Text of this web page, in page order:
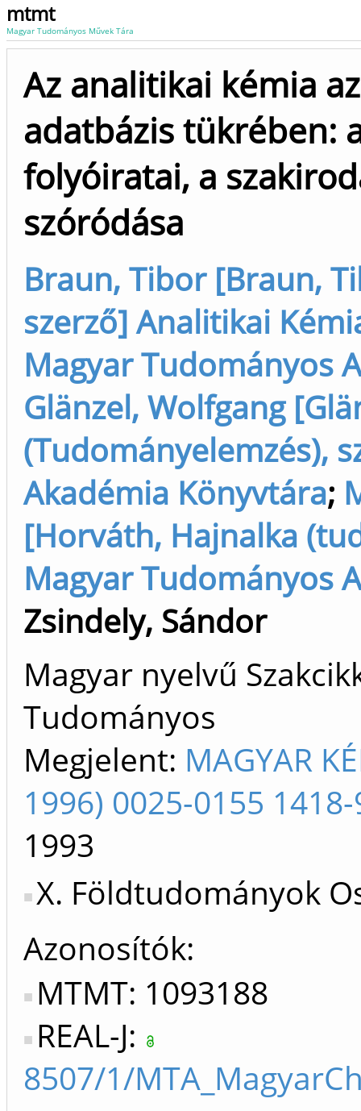
mtmt
Magyar Tudományos Művek Tára
Az analitikai kémia
adatbázis tükrében:
folyóiratai, a
szóródása
Braun, Tibor [Braun,
szerző] Analitikai
Magyar Tudományos
Glänzel, Wolfgang
(Tudományelemzés),
Akadémia Könyvtára;
[Horváth, Hajnalka
Magyar Tudományos
Zsindely, Sándor
Magyar nyelvű
Tudományos
Megjelent: MAGYAR
1996) 0025-0155
1993
X. Földtudományok
Azonosítók
MTMT: 1093188
REAL-J:
8507/1/